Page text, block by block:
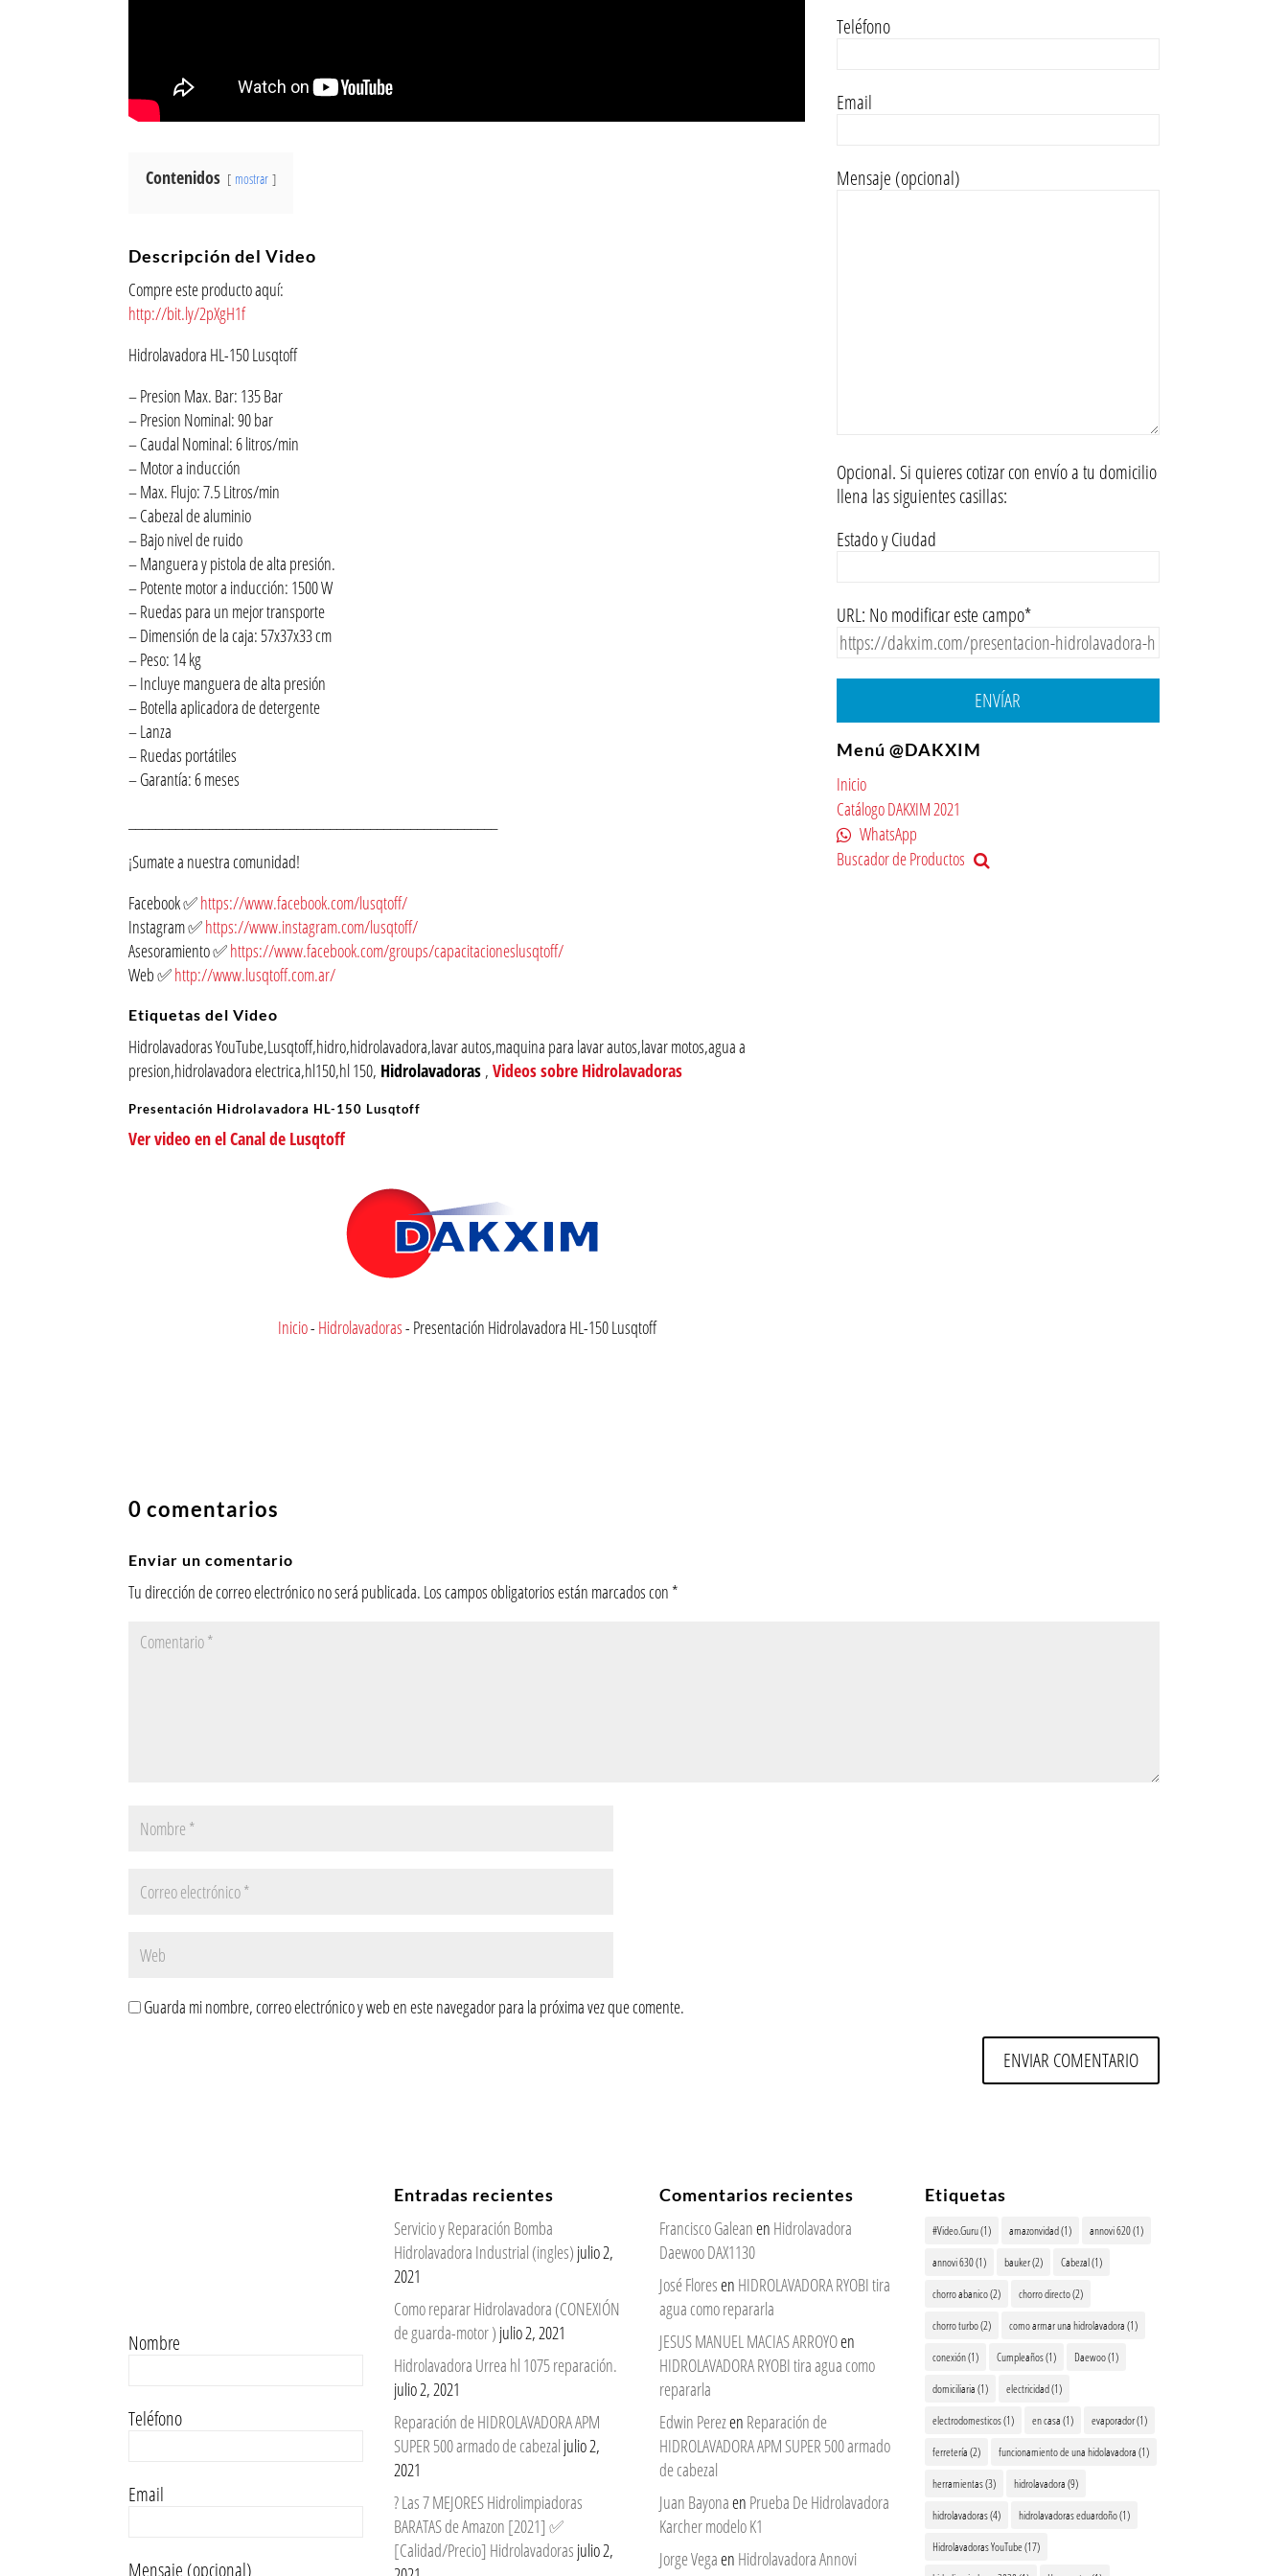
Contenidos mostrar
Descripción del Video
Compre este producto aquí:
http://bit.ly/2pXgH1f
Hidrolavadora HL-150 Lusqtoff
– Presion Max. Bar: 135 Bar
– Presion Nominal: 90 bar
– Caudal Nominal: 6 litros/min
– Motor a inducción
– Max. Flujo: 7.5 Litros/min
– Cabezal de aluminio
– Bajo nivel de ruido
– Manguera y pistola de alta presión.
– Potente motor a inducción: 1500 W
– Ruedas para un mejor transporte
– Dimensión de la caja: 57x37x33 cm
– Peso: 14 kg
– Incluye manguera de alta presión
– Botella aplicadora de detergente
– Lanza
– Ruedas portátiles
– Garantía: 6 meses
¡Sumate a nuestra comunidad!
Facebook ✅https://www.facebook.com/lusqtoff/
Instagram ✅https://www.instagram.com/lusqtoff/
Asesoramiento ✅https://www.facebook.com/groups/capacitacioneslusqtoff/
Web ✅http://www.lusqtoff.com.ar/
Etiquetas del Video
Hidrolavadoras YouTube,Lusqtoff,hidro,hidrolavadora,lavar autos,maquina para lavar autos,lavar motos,agua a
presion,hidrolavadora electrica,hl150,hl 150, Hidrolavadoras , Videos sobre Hidrolavadoras
Presentación Hidrolavadora HL-150 Lusqtoff
Ver video en el Canal de Lusqtoff
Inicio- Hidrolavadoras- Presentación Hidrolavadora HL-150 Lusqtoff
Teléfono
Email
Mensaje (opcional)
Opcional. Si quieres cotizar con envío a tu domicilio
llena las siguientes casillas:
Estado y Ciudad
URL: No modificar este campo*
ENVÍAR
Menú @DAKXIM
Inicio
Catálogo DAKXIM 2021
WhatsApp
Buscador de Productos
0 comentarios
Enviar un comentario
Tu dirección de correo electrónico no será publicada. Los campos obligatorios están marcados con *
Guarda mi nombre, correo electrónico y web en este navegador para la próxima vez que comente.
ENVIAR COMENTARIO
Nombre
Teléfono
Email
Mensaje (opcional)
Entradas recientes
Servicio y Reparación Bomba
Hidrolavadora Industrial (ingles) julio 2,
2021
Como reparar Hidrolavadora (CONEXIÓN
de guarda-motor ) julio 2, 2021
Hidrolavadora Urrea hl 1075 reparación.
julio 2, 2021
Reparación de HIDROLAVADORA APM
SUPER 500 armado de cabezal julio 2,
2021
? Las 7 MEJORES Hidrolimpiadoras
BARATAS de Amazon [2021] ✅
[Calidad/Precio] Hidrolavadoras julio 2,
Comentarios recientes
Francisco Galeanen Hidrolavadora
Daewoo DAX1130
José Floresen HIDROLAVADORA RYOBI tira
agua como repararla
JESUS MANUEL MACIAS ARROYOen
HIDROLAVADORA RYOBI tira agua como
repararla
Edwin Perezen Reparación de
HIDROLAVADORA APM SUPER 500 armado
de cabezal
Juan Bayonaen Prueba De Hidrolavadora
Karcher modelo K1
Jorge Vegaen Hidrolavadora Annovi
Etiquetas
#Video.Guru(1) amazonvidad(1) annovi 620(1)
annovi 630(1) bauker(2) Cabezal(1)
chorro abanico(2) chorro directo(2)
chorro turbo(2) como armar una hidrolavadora(1)
conexión(1) Cumpleaños(1) Daewoo(1)
domiciliaria(1) electricidad(1)
electrodomesticos(1) en casa(1) evaporador(1)
ferretería(2) funcionamiento de una hidolavadora(1)
herramientas(3) hidrolavadora(9)
hidrolavadoras(4) hidrolavadoras eduardoño(1)
Hidrolavadoras YouTube(17)